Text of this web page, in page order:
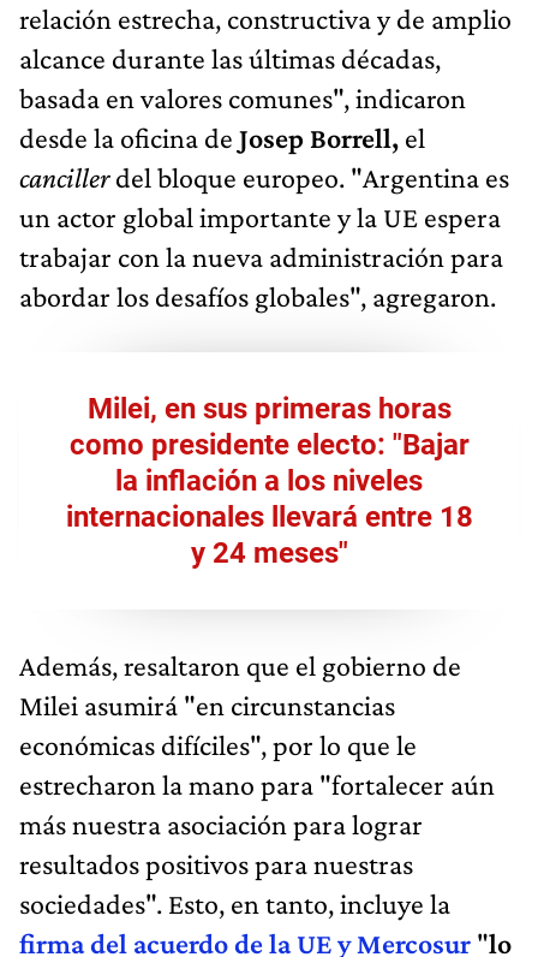
relación estrecha, constructiva y de amplio
alcance durante las últimas décadas,
basada en valores comunes", indicaron
desde la oficina de Josep Borrell, el
cancillerdel bloque europeo. "Argentina es
un actor global importante y la UE espera
trabajar con la nueva administración para
abordar los desafíos globales", agregaron.
Milei, en sus primeras horas
como presidente electo: "Bajar
la inflación a los niveles
internacionales llevará entre 18
y 24 meses"
Además, resaltaron que el gobierno de
Milei asumirá "en circunstancias
económicas difíciles", por lo que le
estrecharon la mano para "fortalecer aún
más nuestra asociación para lograr
resultados positivos para nuestras
sociedades". Esto, en tanto, incluye la
firma del acuerdo de la UE y Mercosur "lo